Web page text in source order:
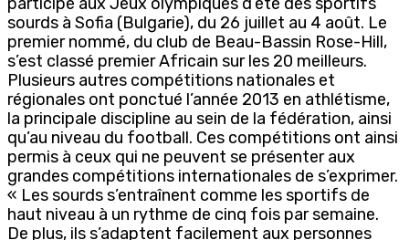
sourds à Sofia (Bulgarie), du 26 juillet au 4 août. Le
premier nommé, du club de Beau-Bassin Rose-Hill,
s’est classé premier Africain sur les 20 meilleurs.
Plusieurs autres compétitions nationales et
régionales ont ponctué l’année 2013 en athlétisme,
la principale discipline au sein de la fédération, ainsi
qu’au niveau du football. Ces compétitions ont ainsi
permis à ceux qui ne peuvent se présenter aux
grandes compétitions internationales de s’exprimer.
« Les sourds s’entraînent comme les sportifs de
haut niveau à un rythme de cinq fois par semaine.
De plus, ils s’adaptent facilement aux personnes